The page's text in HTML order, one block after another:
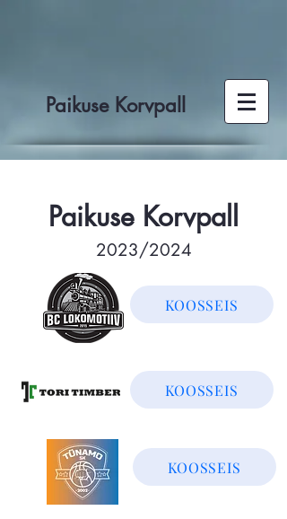
Paikuse Korvpall
Paikuse Korvpall
2023/2024
KOOSSEIS
KOOSSEIS
KOOSSEIS